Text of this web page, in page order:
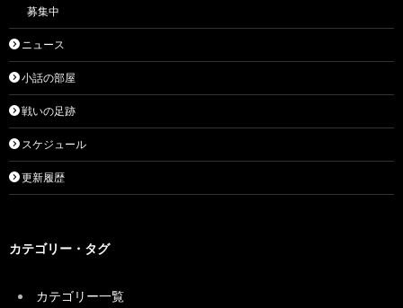
募集中
ニュース
小話の部屋
戦いの足跡
スケジュール
更新履歴
カテゴリー・タグ
カテゴリー一覧